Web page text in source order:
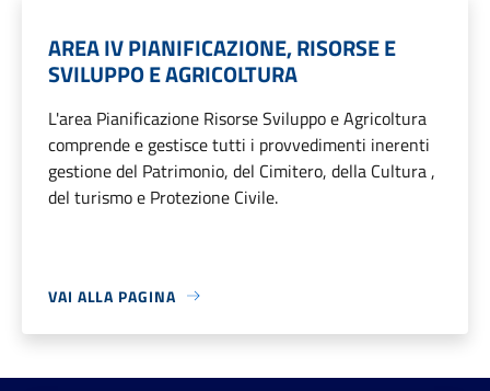
AREA IV PIANIFICAZIONE, RISORSE E
SVILUPPO E AGRICOLTURA
L'area Pianificazione Risorse Sviluppo e Agricoltura
comprende e gestisce tutti i provvedimenti inerenti
gestione del Patrimonio, del Cimitero, della Cultura ,
del turismo e Protezione Civile.
VAI ALLA PAGINA